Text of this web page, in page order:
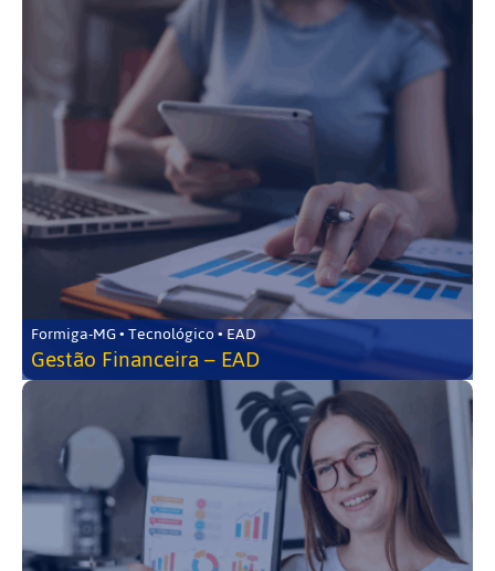
Formiga-MG • Tecnológico • EAD
Gestão Financeira – EAD